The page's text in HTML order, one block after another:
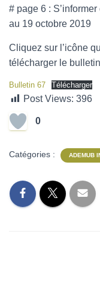
# page 6 :
au 19 octobre 2019
Cliquez sur l’icône
télécharger le
Bulletin 67 Télécharger
Post Views: 396
0
Catégories : ADEMUB